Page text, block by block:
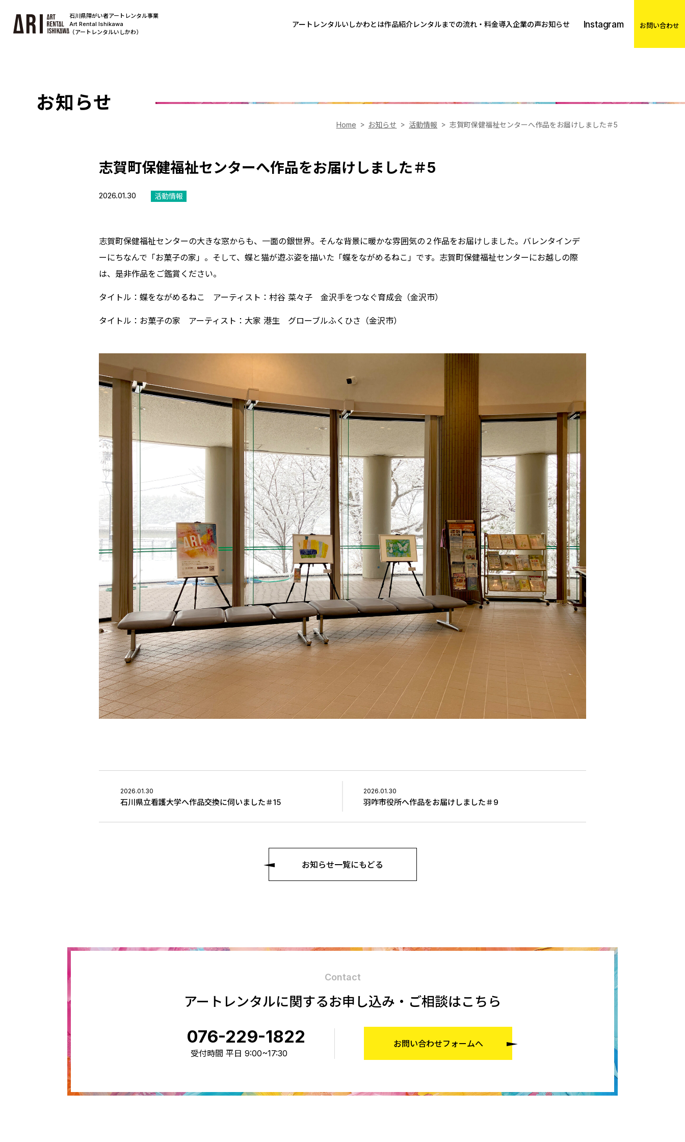
石川県障がい者アートレンタル事業
Art Rental Ishikawa
（アートレンタルいしかわ）
アートレンタルいしかわとは作品紹介レンタルまでの流れ・料金導入企業の声お知らせ Instagram お問い合わせ
お知らせ
Home お知らせ 活動情報 志賀町保健福祉センターへ作品をお届けしました＃5
志賀町保健福祉センターへ作品をお届けしました＃5
2026.01.30 活動情報
志賀町保健福祉センターの大きな窓からも、一面の銀世界。そんな背景に暖かな雰囲気の２作品をお届けしました。バレンタインデ
ーにちなんで「お菓子の家」。そして、蝶と猫が遊ぶ姿を描いた「蝶をながめるねこ」です。志賀町保健福祉センターにお越しの際
は、是非作品をご鑑賞ください。
タイトル：蝶をながめるねこ アーティスト：村谷 菜々子 金沢手をつなぐ育成会（金沢市）
タイトル：お菓子の家 アーティスト：大家 港生 グローブルふくひさ（金沢市）
2026.01.30
石川県立看護大学へ作品交換に伺いました＃15
2026.01.30
羽咋市役所へ作品をお届けしました＃9
お知らせ一覧にもどる
Contact
アートレンタルに関するお申し込み・ご相談はこちら
076-229-1822
受付時間 平日 9:00~17:30
お問い合わせフォームへ